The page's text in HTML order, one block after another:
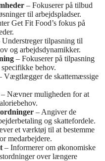
– Fokuserer på tilbud
til arbejdspladser​​.
Get Fit Food’s fokus på
Understreger tilpasning til
og arbejdsdynamikker​​.
– Fokuserer på tilpasning
behov​​.
Vægtlægger de skattemæssige
– Nævner muligheden for at
– Angiver de
og skattefordele​​.
et værktøj til at bestemme
medarbejdere​​.
– Informerer om økonomiske
over længere